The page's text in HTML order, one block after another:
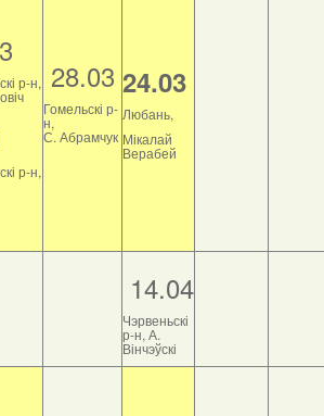
р-н,
р-н,
28.03
Гомельскі р-
н,
С. Абрамчук
24.03
Любань,
Мікалай
Верабей
14.04
Чэрвеньскі
р-н, А.
Вінчэўскі